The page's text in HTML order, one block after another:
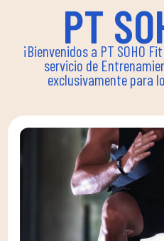
PT
¡Bienvenidos a PT SOHO
servicio de
exclusivamente para